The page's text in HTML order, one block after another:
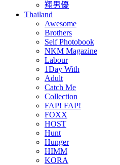
翔男優
Thailand
Awesome
Brothers
Self Photobook
NKM Magazine
Labour
1Day With
Adult
Catch Me
Collection
FAP! FAP!
FOXX
HOST
Hunt
Hunger
HIMM
KORA